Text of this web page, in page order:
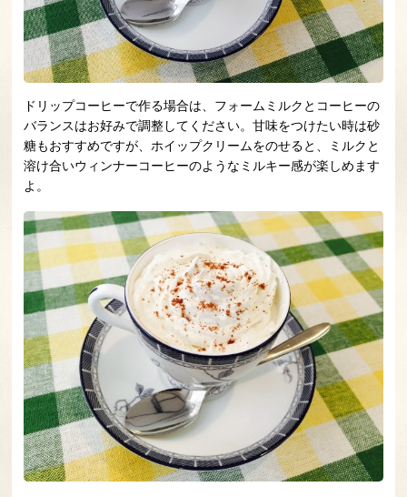
ドリップコーヒーで作る場合は、フォームミルクとコーヒーの
バランスはお好みで調整してください。甘味をつけたい時は砂
糖もおすすめですが、ホイップクリームをのせると、ミルクと
溶け合いウィンナーコーヒーのようなミルキー感が楽しめます
よ。